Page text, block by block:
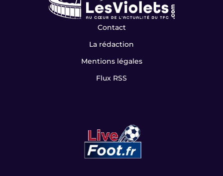
Contact
La rédaction
Mentions légales
Flux RSS